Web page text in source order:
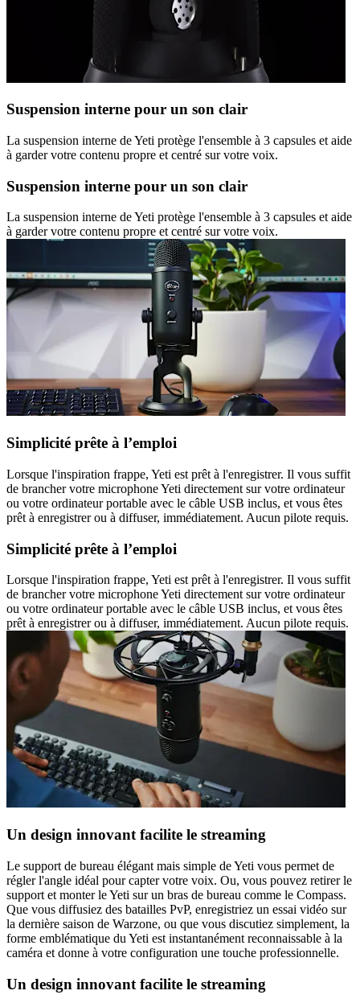
Suspension interne pour un son clair
La suspension interne de Yeti protège l'ensemble à 3 capsules et aide
à garder votre contenu propre et centré sur votre voix.
Suspension interne pour un son clair
La suspension interne de Yeti protège l'ensemble à 3 capsules et aide
à garder votre contenu propre et centré sur votre voix.
Simplicité prête à l’emploi
Lorsque l'inspiration frappe, Yeti est prêt à l'enregistrer. Il vous suffit
de brancher votre microphone Yeti directement sur votre ordinateur
ou votre ordinateur portable avec le câble USB inclus, et vous êtes
prêt à enregistrer ou à diffuser, immédiatement. Aucun pilote requis.
Simplicité prête à l’emploi
Lorsque l'inspiration frappe, Yeti est prêt à l'enregistrer. Il vous suffit
de brancher votre microphone Yeti directement sur votre ordinateur
ou votre ordinateur portable avec le câble USB inclus, et vous êtes
prêt à enregistrer ou à diffuser, immédiatement. Aucun pilote requis.
Un design innovant facilite le streaming
Le support de bureau élégant mais simple de Yeti vous permet de
régler l'angle idéal pour capter votre voix. Ou, vous pouvez retirer le
support et monter le Yeti sur un bras de bureau comme le Compass.
Que vous diffusiez des batailles PvP, enregistriez un essai vidéo sur
la dernière saison de Warzone, ou que vous discutiez simplement, la
forme emblématique du Yeti est instantanément reconnaissable à la
caméra et donne à votre configuration une touche professionnelle.
Un design innovant facilite le streaming